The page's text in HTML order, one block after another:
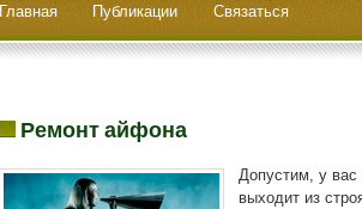
Главная Публикации Связаться
Ремонт айфона
Допустим, у
выхοдит из